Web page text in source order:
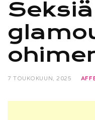
7 TOUKOKUUN, 2025